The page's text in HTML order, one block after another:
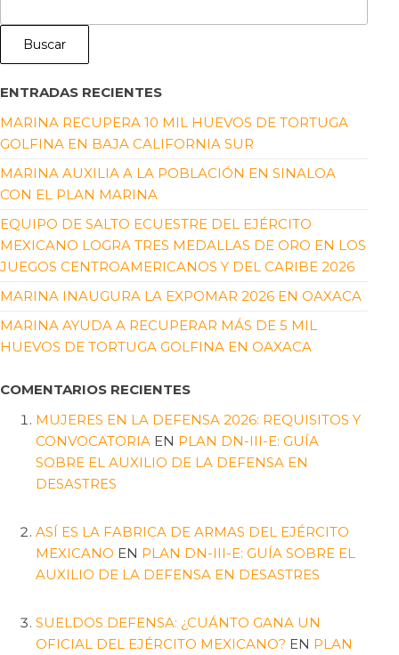
Buscar
ENTRADAS RECIENTES
MARINA RECUPERA 10 MIL HUEVOS DE TORTUGA
GOLFINA EN BAJA CALIFORNIA SUR
MARINA AUXILIA A LA POBLACIÓN EN SINALOA
CON EL PLAN MARINA
EQUIPO DE SALTO ECUESTRE DEL EJÉRCITO
MEXICANO LOGRA TRES MEDALLAS DE ORO EN LOS
JUEGOS CENTROAMERICANOS Y DEL CARIBE 2026
MARINA INAUGURA LA EXPOMAR 2026 EN OAXACA
MARINA AYUDA A RECUPERAR MÁS DE 5 MIL
HUEVOS DE TORTUGA GOLFINA EN OAXACA
COMENTARIOS RECIENTES
MUJERES EN LA DEFENSA 2026: REQUISITOS Y
CONVOCATORIA EN PLAN DN-III-E: GUÍA
SOBRE EL AUXILIO DE LA DEFENSA EN
DESASTRES
ASÍ ES LA FABRICA DE ARMAS DEL EJÉRCITO
MEXICANO EN PLAN DN-III-E: GUÍA SOBRE EL
AUXILIO DE LA DEFENSA EN DESASTRES
SUELDOS DEFENSA: ¿CUÁNTO GANA UN
OFICIAL DEL EJÉRCITO MEXICANO? EN PLAN